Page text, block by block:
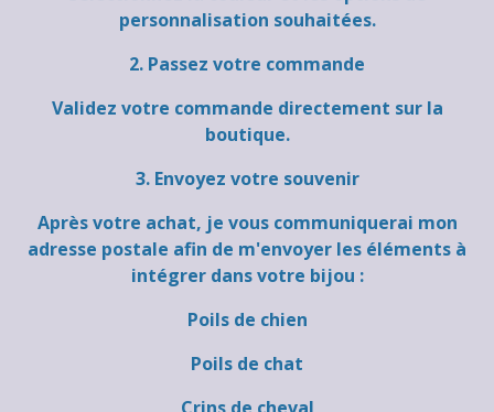
personnalisation souhaitées.
2. Passez votre commande
Validez votre commande directement sur la
boutique.
3. Envoyez votre souvenir
Après votre achat, je vous communiquerai mon
adresse postale afin de m'envoyer les éléments à
intégrer dans votre bijou :
Poils de chien
Poils de chat